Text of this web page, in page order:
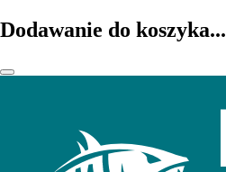
Dodawanie do koszyka...